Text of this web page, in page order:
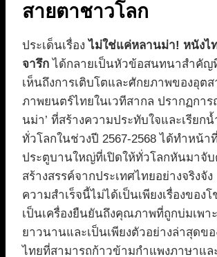
สายตาชาวโลก
ประเด็นเรื่อง ไม่ใช่แค่หลานม่า! หนังไ
จารึก ได้กลายเป็นหัวข้อสนทนาสำคัญ
เห็นถึงการเติบโตและศักยภาพของอุตส
ภาพยนตร์ไทยในเวทีสากล ปรากฏการ
นม่า’ ที่สร้างความประทับใจและเรียก
ทั่วโลกในช่วงปี 2567-2568 ได้ทำหน้า
ประตูบานใหญ่ที่เปิดให้ทั่วโลกหันมาจั
สร้างสรรค์จากประเทศไทยอย่างจริงจั
ความสำเร็จนี้ไม่ได้เป็นเพียงเรื่องของ
เป็นเครื่องยืนยันถึงคุณภาพที่ถูกบ่มเพา
ยาวนานและเป็นเพียงตัวอย่างล่าสุดข
ไทยที่สามารถก้าวข้ามกำแพงภาษาแ